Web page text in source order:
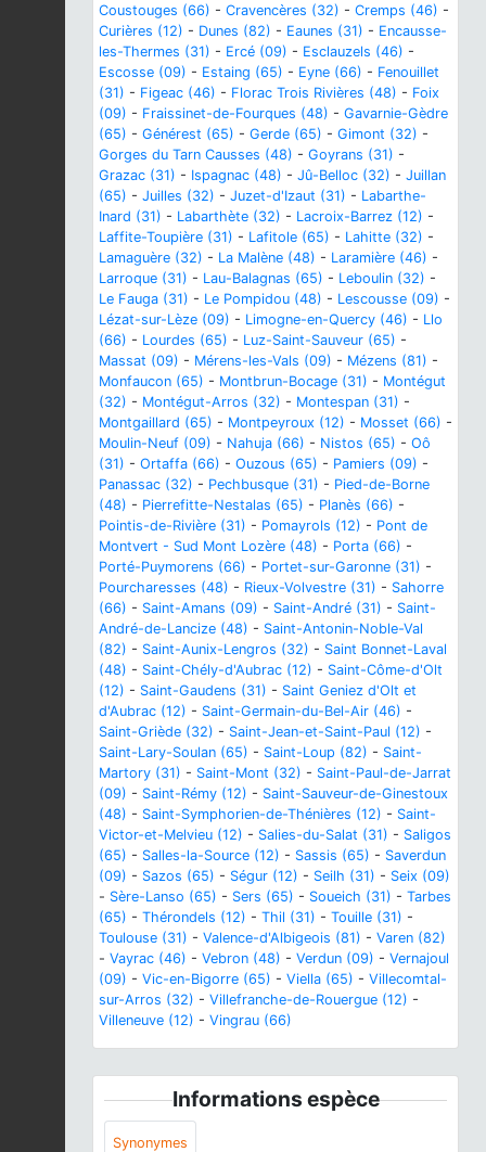
Coustouges (66) - Cravencères (32) - Cremps (46) -
Curières (12) - Dunes (82) - Eaunes (31) - Encausse-
les-Thermes (31) - Ercé (09) - Esclauzels (46) -
Escosse (09) - Estaing (65) - Eyne (66) - Fenouillet
(31) - Figeac (46) - Florac Trois Rivières (48) - Foix
(09) - Fraissinet-de-Fourques (48) - Gavarnie-Gèdre
(65) - Générest (65) - Gerde (65) - Gimont (32) -
Gorges du Tarn Causses (48) - Goyrans (31) -
Grazac (31) - Ispagnac (48) - Jû-Belloc (32) - Juillan
(65) - Juilles (32) - Juzet-d'Izaut (31) - Labarthe-
Inard (31) - Labarthète (32) - Lacroix-Barrez (12) -
Laffite-Toupière (31) - Lafitole (65) - Lahitte (32) -
Lamaguère (32) - La Malène (48) - Laramière (46) -
Larroque (31) - Lau-Balagnas (65) - Leboulin (32) -
Le Fauga (31) - Le Pompidou (48) - Lescousse (09) -
Lézat-sur-Lèze (09) - Limogne-en-Quercy (46) - Llo
(66) - Lourdes (65) - Luz-Saint-Sauveur (65) -
Massat (09) - Mérens-les-Vals (09) - Mézens (81) -
Monfaucon (65) - Montbrun-Bocage (31) - Montégut
(32) - Montégut-Arros (32) - Montespan (31) -
Montgaillard (65) - Montpeyroux (12) - Mosset (66) -
Moulin-Neuf (09) - Nahuja (66) - Nistos (65) - Oô
(31) - Ortaffa (66) - Ouzous (65) - Pamiers (09) -
Panassac (32) - Pechbusque (31) - Pied-de-Borne
(48) - Pierrefitte-Nestalas (65) - Planès (66) -
Pointis-de-Rivière (31) - Pomayrols (12) - Pont de
Montvert - Sud Mont Lozère (48) - Porta (66) -
Porté-Puymorens (66) - Portet-sur-Garonne (31) -
Pourcharesses (48) - Rieux-Volvestre (31) - Sahorre
(66) - Saint-Amans (09) - Saint-André (31) - Saint-
André-de-Lancize (48) - Saint-Antonin-Noble-Val
(82) - Saint-Aunix-Lengros (32) - Saint Bonnet-Laval
(48) - Saint-Chély-d'Aubrac (12) - Saint-Côme-d'Olt
(12) - Saint-Gaudens (31) - Saint Geniez d'Olt et
d'Aubrac (12) - Saint-Germain-du-Bel-Air (46) -
Saint-Griède (32) - Saint-Jean-et-Saint-Paul (12) -
Saint-Lary-Soulan (65) - Saint-Loup (82) - Saint-
Martory (31) - Saint-Mont (32) - Saint-Paul-de-Jarrat
(09) - Saint-Rémy (12) - Saint-Sauveur-de-Ginestoux
(48) - Saint-Symphorien-de-Thénières (12) - Saint-
Victor-et-Melvieu (12) - Salies-du-Salat (31) - Saligos
(65) - Salles-la-Source (12) - Sassis (65) - Saverdun
(09) - Sazos (65) - Ségur (12) - Seilh (31) - Seix (09)
- Sère-Lanso (65) - Sers (65) - Soueich (31) - Tarbes
(65) - Thérondels (12) - Thil (31) - Touille (31) -
Toulouse (31) - Valence-d'Albigeois (81) - Varen (82)
- Vayrac (46) - Vebron (48) - Verdun (09) - Vernajoul
(09) - Vic-en-Bigorre (65) - Viella (65) - Villecomtal-
sur-Arros (32) - Villefranche-de-Rouergue (12) -
Villeneuve (12) - Vingrau (66)
Informations espèce
Synonymes